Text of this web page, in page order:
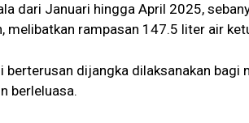
dari Januari hingga April 2025,
melibatkan rampasan 147.5 liter air
berterusan dijangka dilaksanakan
berleluasa.